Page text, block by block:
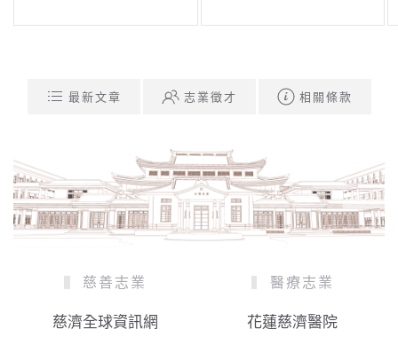
最新文章 志業徵才 相關條款
慈善志業
慈濟全球資訊網
醫療志業
花蓮慈濟醫院